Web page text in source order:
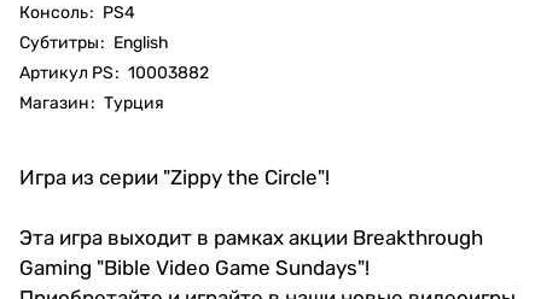
Консоль: PS4
Субтитры: English
Артикул PS: 10003882
Магазин: Турция
Игра из серии "Zippy the Circle"!
Эта игра выходит в рамках акции Breakthrough
Gaming "Bible Video Game Sundays"!